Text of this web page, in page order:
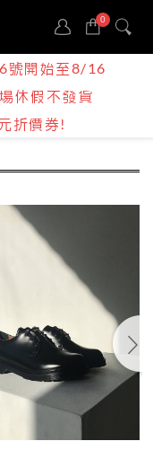
0
號開始至8/16
休假不發貨
折價券!